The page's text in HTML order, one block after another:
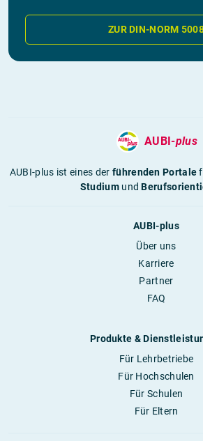
ZUR DIN-NORM
AUBI-plus
AUBI-plus ist eines derführenden Portale
Studiumund
AUBI-plus
Über uns
Karriere
Partner
FAQ
Produkte &
Für Lehrbetriebe
Für Hochschulen
Für Schulen
Für Eltern